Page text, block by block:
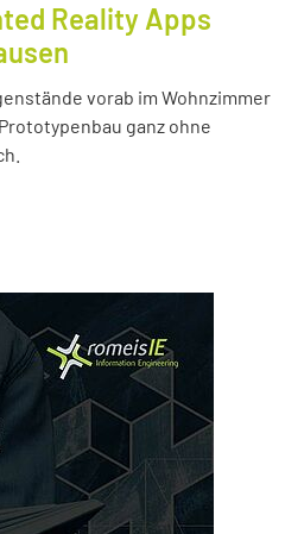
Reality Apps
vorab im Wohnzimmer
ganz ohne